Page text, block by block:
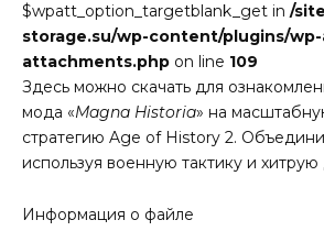
$wpatt_option_targetblank_get in /
storage.su/wp-content/plugins/
attachments.php on line 109
Здесь можно скачать для
мода «Magna Historia» на
стратегию Age of History 2.
используя военную тактику и
Информация о файле